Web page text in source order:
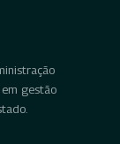
gestão